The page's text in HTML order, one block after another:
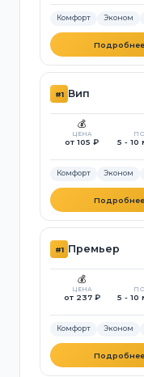
Комфорт Эконом
Подробнее
#1 Вип
💰
ЦЕНА
от 105 ₽ 5 - 10
Комфорт Эконом
Подробнее
#1 Премьер
💰
ЦЕНА
от 237 ₽ 5 - 10
Комфорт Эконом
Подробнее